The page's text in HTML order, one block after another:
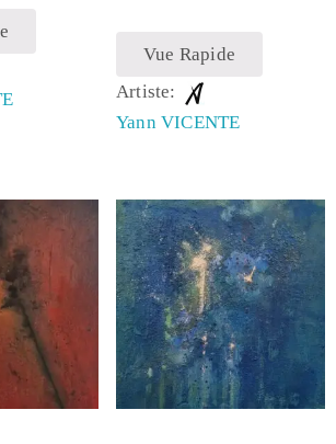
Vue Rapide
Artiste:
Yann VICENTE